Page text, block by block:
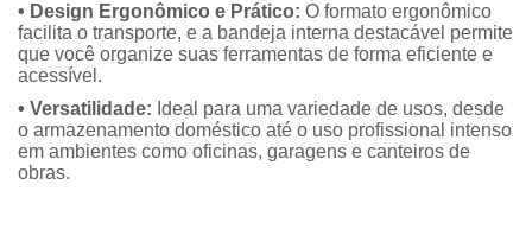
• Design Ergonômico e Prático: O formato ergonômico
facilita o transporte, e a bandeja interna destacável permite
que você organize suas ferramentas de forma eficiente e
acessível.
• Versatilidade: Ideal para uma variedade de usos, desde
o armazenamento doméstico até o uso profissional intenso
em ambientes como oficinas, garagens e canteiros de
obras.